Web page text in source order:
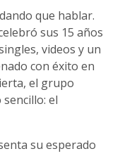
que hablar.
sus 15 años
videos y un
con éxito en
el grupo
el
su esperado